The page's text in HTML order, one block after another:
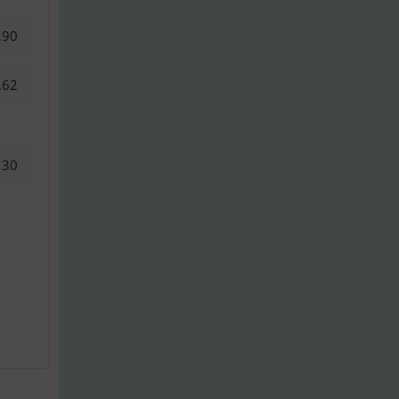
30